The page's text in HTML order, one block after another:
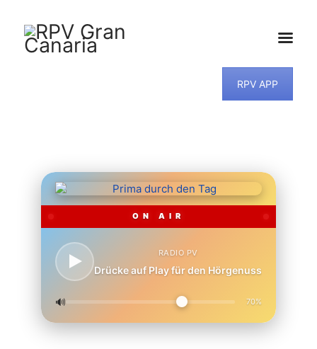
RPV APP
ON AIR
RADIO PV
Drücke auf Play für den Hörgenuss
🔊 70%
MUSIKWUNSCH